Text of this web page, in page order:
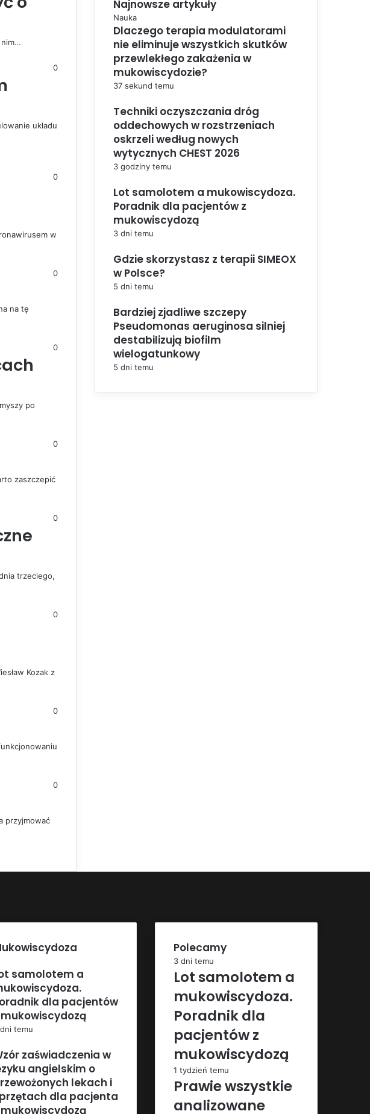
nim…
0
układu
0
w
0
na tę
0
po
0
zaszczepić
0
trzeciego,
0
Kozak z
0
0
przyjmować
Najnowsze artykuły
Nauka
Dlaczego terapia modulatorami
nie eliminuje wszystkich skutków
przewlekłego zakażenia w
mukowiscydozie?
37 sekund temu
Techniki oczyszczania dróg
oddechowych w rozstrzeniach
oskrzeli według nowych
wytycznych CHEST 2026
3 godziny temu
Lot samolotem a mukowiscydoza.
Poradnik dla pacjentów z
mukowiscydozą
3 dni temu
Gdzie skorzystasz z terapii SIMEOX
w Polsce?
5 dni temu
Bardziej zjadliwe szczepy
Pseudomonas aeruginosa silniej
destabilizują biofilm
wielogatunkowy
5 dni temu
samolotem a
dla pacjentów
mukowiscydozą
temu
zaświadczenia w
angielskim o
lekach i
dla pacjenta
mukowiscydozą
Polecamy
3 dni temu
Lot samolotem a
mukowiscydoza.
Poradnik dla
pacjentów z
mukowiscydozą
1 tydzień temu
Prawie wszystkie
analizowane